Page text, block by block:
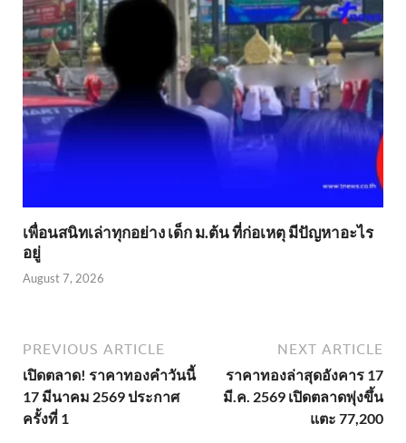
เพื่อนสนิทเล่าทุกอย่าง เด็ก ม.ต้น ที่ก่อเหตุ มีปัญหาอะไร
อยู่
August 7, 2026
PREVIOUS ARTICLE
เปิดตลาด! ราคาทองคำวันนี้
17 มีนาคม 2569 ประกาศ
ครั้งที่ 1
NEXT ARTICLE
ราคาทองล่าสุดอังคาร 17
มี.ค. 2569 เปิดตลาดพุ่งขึ้น
แตะ 77,200